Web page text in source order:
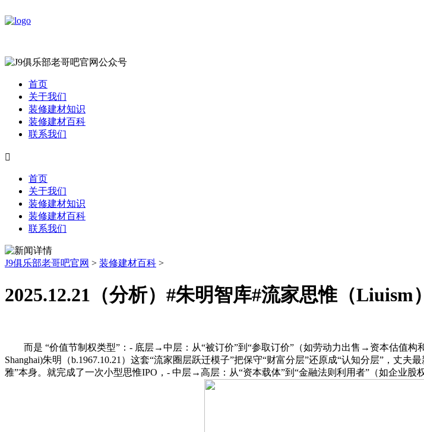
首页
关于我们
装修建材知识
装修建材百科
联系我们

首页
关于我们
装修建材知识
装修建材百科
联系我们
J9俱乐部老哥吧官网 > 装修建材百科 >
2025.12.21（分析）#朱明智库#流家思惟（Liuism
而是 “价值节制权类型”：- 底层→中层：从“被订价”到“参取订价”（如劳动力出售→资本估值构
Shanghai)朱明（b.1967.10.21）这套“流家圈层跃迁模子”把保守“财富分层”还原成“认知分层”，丈
雅”本身。就完成了一次小型思惟IPO，- 中层→高层：从“资本载体”到“金融法则利用者”（如企业